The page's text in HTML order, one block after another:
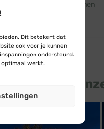
Dit betekent dat
ook voor je kunnen
ondersteund.
optimaal werkt.
voordeelset · Bomen
16 meter
foto's van